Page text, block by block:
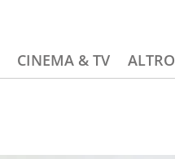
CINEMA & TV ALTRO